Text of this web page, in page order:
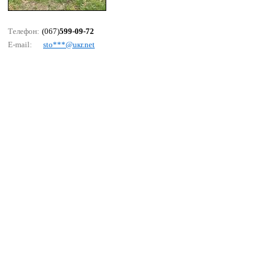
Телефон: (067)599-09-72
E-mail:
stо***@uкr.nеt